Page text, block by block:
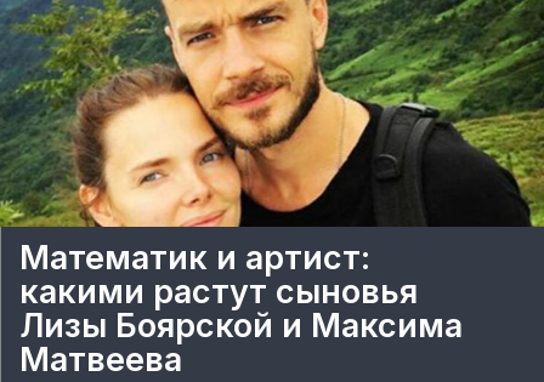
Математик и артист:
какими растут сыновья
Лизы Боярской и Максима
Матвеева